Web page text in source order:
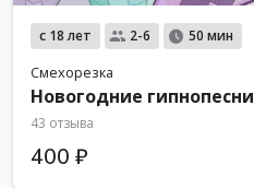
с 18 лет 2-6 50 мин
Смехорезка
Новогодние гипнопесни
43 отзыва
400 ₽